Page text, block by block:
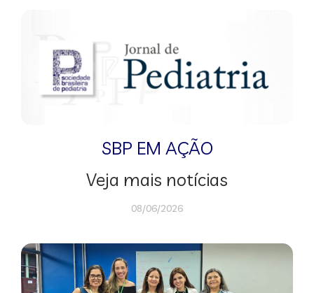
SBP EM AÇÃO
Veja mais notícias
08/06/2026